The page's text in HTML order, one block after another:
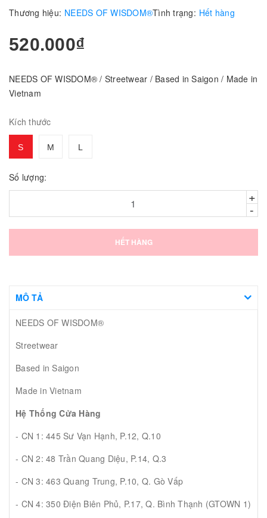
Thương hiệu: NEEDS OF WISDOM®Tình trạng: Hết hàng
520.000₫
NEEDS OF WISDOM® / Streetwear / Based in Saigon / Made in
Vietnam
Kích thước
S M L
Số lượng:
+
-
HẾT HÀNG
MÔ TẢ
NEEDS OF WISDOM®
Streetwear
Based in Saigon
Made in Vietnam
Hệ Thống Cửa Hàng
- CN 1: 445 Sư Vạn Hạnh, P.12, Q.10
- CN 2: 48 Trần Quang Diệu, P.14, Q.3
- CN 3: 463 Quang Trung, P.10, Q. Gò Vấp
- CN 4: 350 Điện Biên Phủ, P.17, Q. Bình Thạnh (GTOWN 1)